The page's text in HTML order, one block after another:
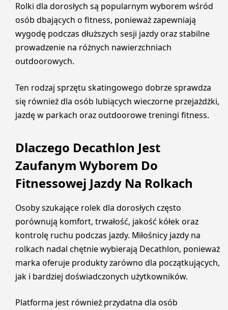
Rolki dla dorosłych są popularnym wyborem wśród
osób dbających o fitness, ponieważ zapewniają
wygodę podczas dłuższych sesji jazdy oraz stabilne
prowadzenie na różnych nawierzchniach
outdoorowych.
Ten rodzaj sprzętu skatingowego dobrze sprawdza
się również dla osób lubiących wieczorne przejażdżki,
jazdę w parkach oraz outdoorowe treningi fitness.
Dlaczego Decathlon Jest
Zaufanym Wyborem Do
Fitnessowej Jazdy Na Rolkach
Osoby szukające rolek dla dorosłych często
porównują komfort, trwałość, jakość kółek oraz
kontrolę ruchu podczas jazdy. Miłośnicy jazdy na
rolkach nadal chętnie wybierają Decathlon, ponieważ
marka oferuje produkty zarówno dla początkujących,
jak i bardziej doświadczonych użytkowników.
Platforma jest również przydatna dla osób